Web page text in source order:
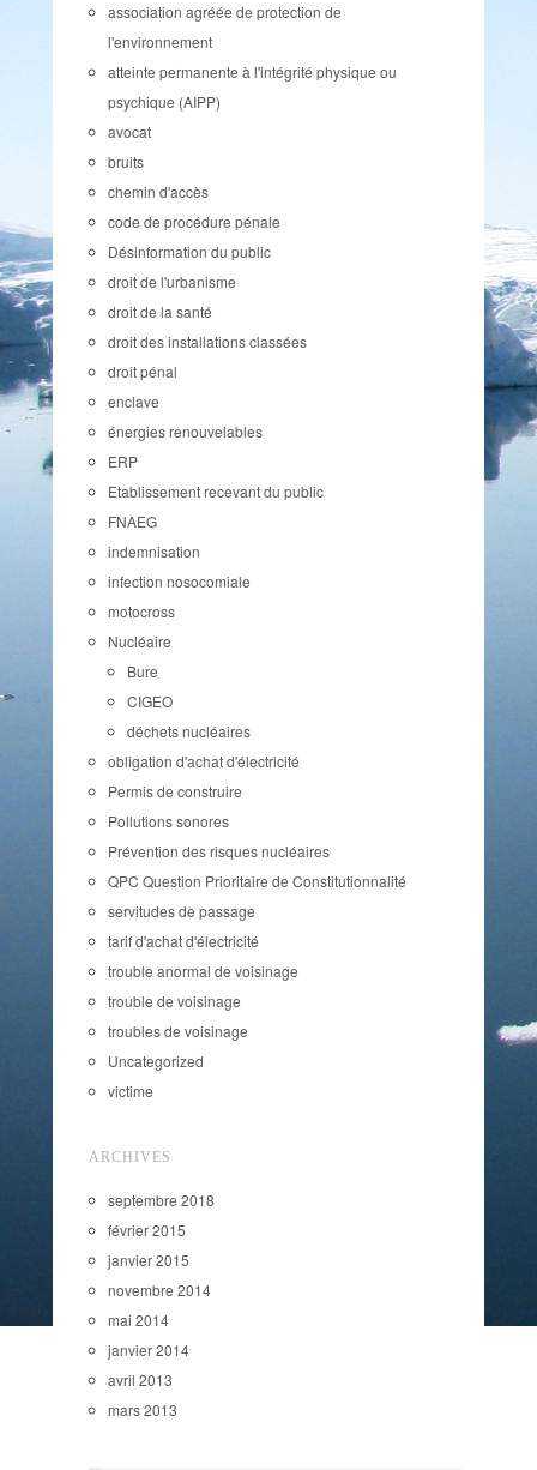
association agréée de protection de
l'environnement
atteinte permanente à l'intégrité physique ou
psychique (AIPP)
avocat
bruits
chemin d'accès
code de procédure pénale
Désinformation du public
droit de l'urbanisme
droit de la santé
droit des installations classées
droit pénal
enclave
énergies renouvelables
ERP
Etablissement recevant du public
FNAEG
indemnisation
infection nosocomiale
motocross
Nucléaire
Bure
CIGEO
déchets nucléaires
obligation d'achat d'électricité
Permis de construire
Pollutions sonores
Prévention des risques nucléaires
QPC Question Prioritaire de Constitutionnalité
servitudes de passage
tarif d'achat d'électricité
trouble anormal de voisinage
trouble de voisinage
troubles de voisinage
Uncategorized
victime
ARCHIVES
septembre 2018
février 2015
janvier 2015
novembre 2014
mai 2014
janvier 2014
avril 2013
mars 2013